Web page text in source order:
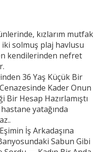
kızlarım mutfak
iki solmuş plaj havlusu
kendilerinden nefret
36 Yaş Küçük Bir
Kader Onun
Bir Hesap Hazırlamıştı
yatağında
İş Arkadaşına
Sabun Gibi